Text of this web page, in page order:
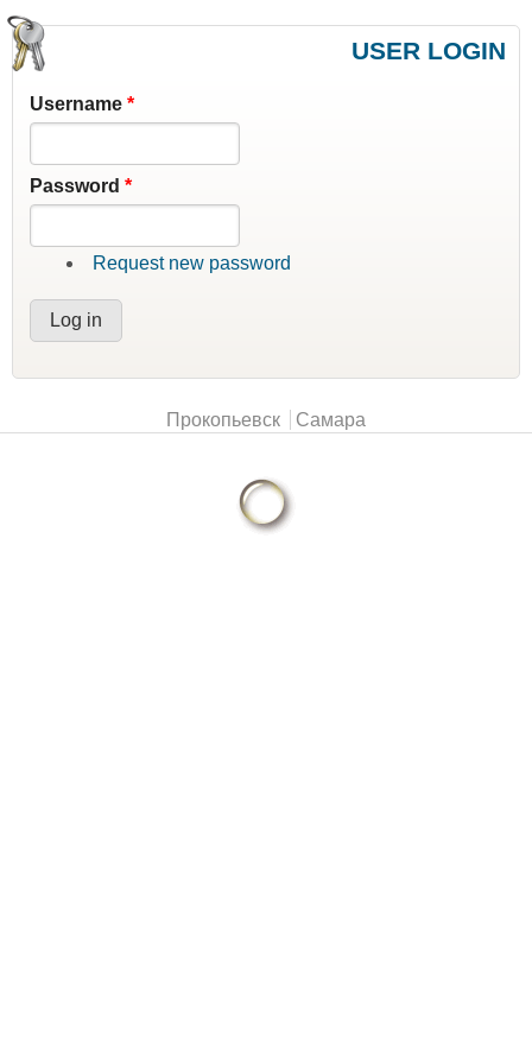
USER LOGIN
Username*
Password*
Request new password
Прокопьевск Самара